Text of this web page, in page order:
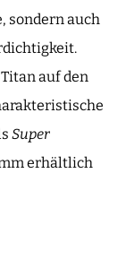
sondern auch
auf den
Super
erhältlich